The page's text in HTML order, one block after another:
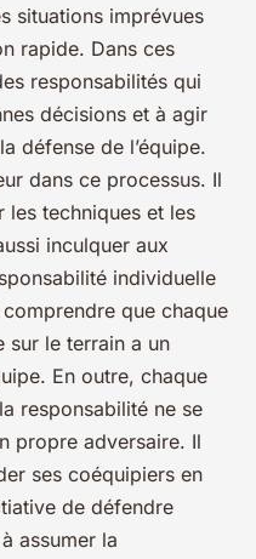
situations imprévues
rapide. Dans ces
responsabilités qui
décisions et à agir
défense de l’équipe.
dans ce processus. Il
les techniques et les
inculquer aux
individuelle
que chaque
sur le terrain a un
En outre, chaque
responsabilité ne se
propre adversaire. Il
ses coéquipiers en
de défendre
assumer la